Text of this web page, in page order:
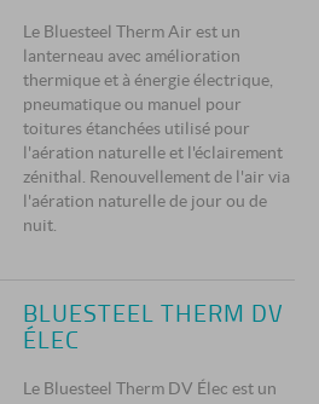
Le Bluesteel Therm Air est un
lanterneau avec amélioration
thermique et à énergie électrique,
pneumatique ou manuel pour
toitures étanchées utilisé pour
l'aération naturelle et l'éclairement
zénithal. Renouvellement de l'air via
l'aération naturelle de jour ou de
nuit.
BLUESTEEL THERM DV
ÉLEC
Le Bluesteel Therm DV Élec est un